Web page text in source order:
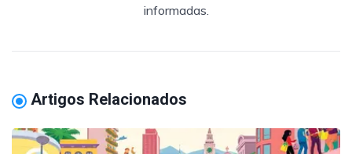
informadas.
Artigos Relacionados